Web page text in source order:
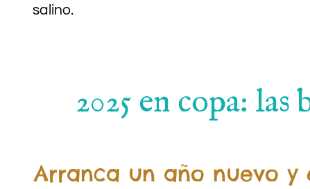
salino.
2025 en copa:
Arranca un año nuevo y